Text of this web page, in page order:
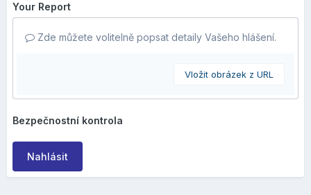
Your Report
Zde můžete volitelně popsat detaily Vašeho hlášení.
Vložit obrázek z URL
Bezpečnostní kontrola
Nahlásit